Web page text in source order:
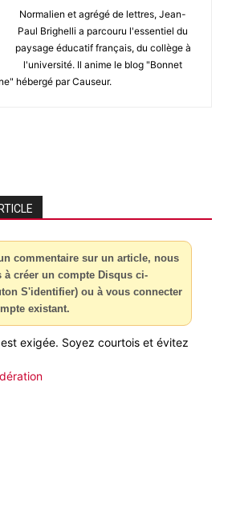
Normalien et agrégé de lettres, Jean-
Paul Brighelli a parcouru l'essentiel du
paysage éducatif français, du collège à
l'université. Il anime le blog "Bonnet
hébergé par Causeur.
commentaire sur un article, nous
créer un compte Disqus ci-
S'identifier) ou à vous connecter
existant.
exigée. Soyez courtois et évitez